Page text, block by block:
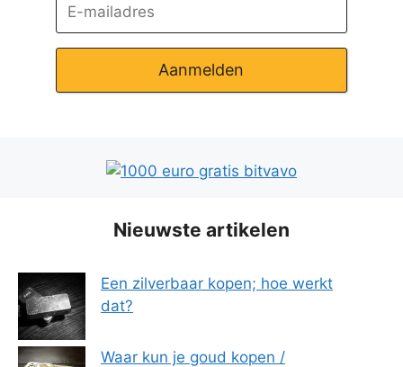
Aanmelden
Nieuwste artikelen
Een zilverbaar kopen; hoe werkt
dat?
Waar kun je goud kopen /